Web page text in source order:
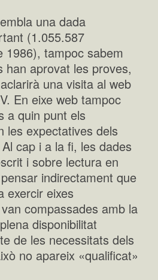
una dada
(1.055.587
1986), tampoc sabem
han aprovat les proves,
una visita al web
En eixe web tampoc
a quin punt els
les expectatives dels
cap i a la fi, les dades
i sobre lectura en
indirectament que
exercir eixes
compassades amb la
disponibilitat
de les necessitats dels
no apareix «qualificat»